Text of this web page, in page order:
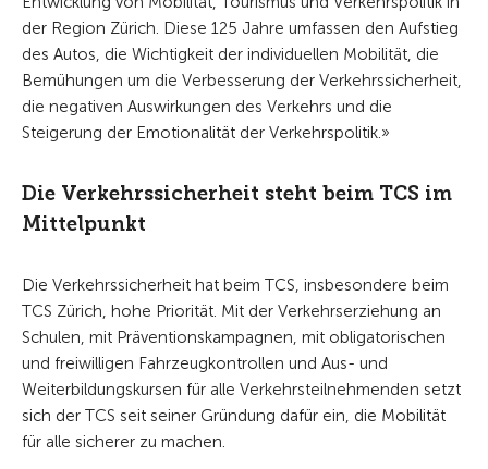
der Region Zürich. Diese 125 Jahre umfassen den Aufstieg
des Autos, die Wichtigkeit der individuellen Mobilität, die
Bemühungen um die Verbesserung der Verkehrssicherheit,
die negativen Auswirkungen des Verkehrs und die
Steigerung der Emotionalität der Verkehrspolitik.»
Die Verkehrssicherheit steht beim TCS im
Mittelpunkt
Die Verkehrssicherheit hat beim TCS, insbesondere beim
TCS Zürich, hohe Priorität. Mit der Verkehrserziehung an
Schulen, mit Präventionskampagnen, mit obligatorischen
und freiwilligen Fahrzeugkontrollen und Aus- und
Weiterbildungskursen für alle Verkehrsteilnehmenden setzt
sich der TCS seit seiner Gründung dafür ein, die Mobilität
für alle sicherer zu machen.